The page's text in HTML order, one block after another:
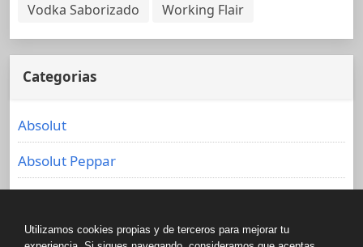
Vodka Saborizado
Working Flair
Categorias
Absolut
Absolut Peppar
Amarula Chocolate Martini
Utilizamos cookies propias y de terceros para mejorar tu